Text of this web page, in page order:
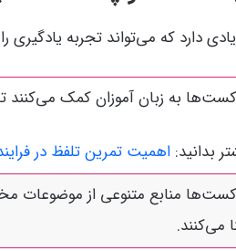
دارد که می‌تواند تجربه یادگیری
به زبان آموزان کمک می‌کنند
بدانید: اهمیت تمرین تلفظ در
منابع متنوعی از موضوعات
می‌کنند.